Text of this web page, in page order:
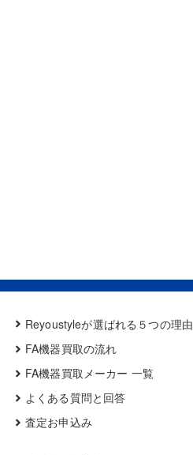
Reyoustyleが選ばれる５つの理由
FA機器買取の流れ
FA機器買取メーカー 一覧
よくある質問と回答
査定お申込み